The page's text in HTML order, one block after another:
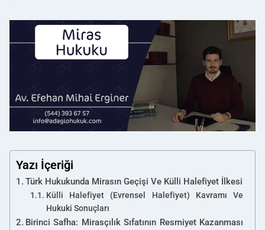
Yazı İçeriği
Türk Hukukunda Mirasın Geçişi Ve Külli Halefiyet İlkesi
Külli Halefiyet (Evrensel Halefiyet) Kavramı Ve
Hukuki Sonuçları
Birinci Safha: Mirasçılık Sıfatının Resmiyet Kazanması